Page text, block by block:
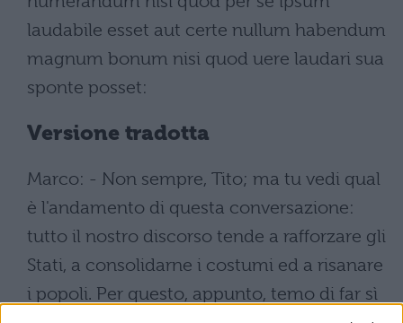
laudabile esset aut certe nullum habendum
magnum bonum nisi quod uere laudari sua
sponte posset:
Versione tradotta
Marco: - Non sempre, Tito; ma tu vedi qual
è l'andamento di questa conversazione:
tutto il nostro discorso tende a rafforzare gli
Stati, a consolidarne i costumi ed a risanare
i popoli. Per questo, appunto, temo di far sì